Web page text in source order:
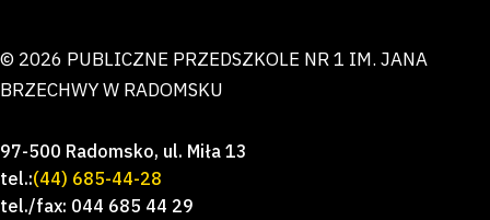
© 2026 PUBLICZNE PRZEDSZKOLE NR 1 IM. JANA
BRZECHWY W RADOMSKU
97-500 Radomsko, ul. Miła 13
tel.:(44) 685-44-28
tel./fax: 044 685 44 29